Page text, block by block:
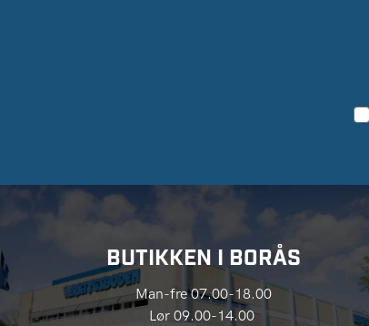
BUTIKKEN I BORÅS
Man-fre 07.00-18.00
Lør 09.00-14.00